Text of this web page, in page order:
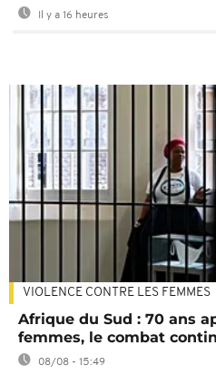
Il y a 16 heures
VIOLENCE CONTRE LES FEMMES
Afrique du Sud : 70 ans
femmes, le combat
08/08 - 15:49